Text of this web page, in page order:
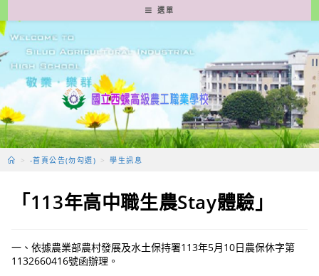
轉
至
要
容
選單
> -首頁公告(勿勾選) > 學生訊息
「113年高中職生農Stay體驗」
一、依據農業部農村發展及水土保持署113年5月10日農保休字第
1132660416號函辦理。